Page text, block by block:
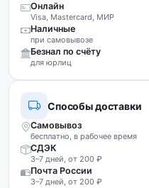
Онлайн
Visa, Mastercard, МИР
Наличные
при самовывозе
Безнал по счёту
для юрлиц
Способы доставки
Самовывоз
бесплатно, в рабочее время
СДЭК
3–7 дней, от 200 ₽
Почта России
3–7 дней, от 200 ₽